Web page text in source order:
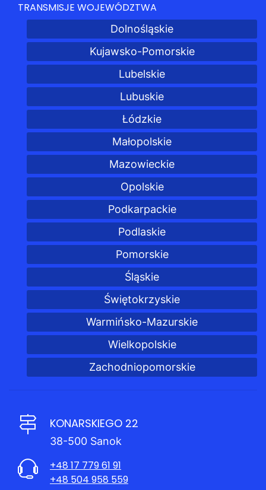
TRANSMISJE WOJEWÓDZTWA
Dolnośląskie
Kujawsko-Pomorskie
Lubelskie
Lubuskie
Łódzkie
Małopolskie
Mazowieckie
Opolskie
Podkarpackie
Podlaskie
Pomorskie
Śląskie
Świętokrzyskie
Warmińsko-Mazurskie
Wielkopolskie
Zachodniopomorskie
KONARSKIEGO 22
38-500 Sanok
+48 17 779 61 91
+48 504 958 559